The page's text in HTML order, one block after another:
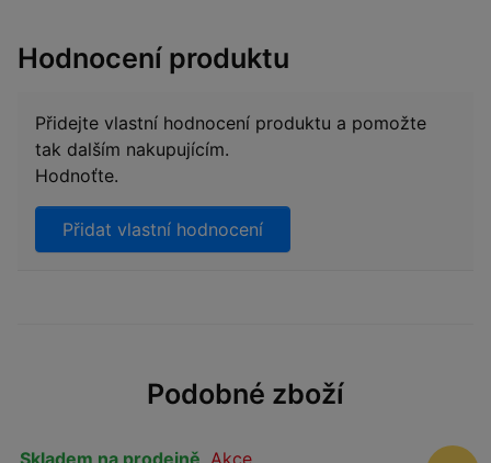
Hodnocení produktu
Přidejte vlastní hodnocení produktu a pomožte
tak dalším nakupujícím.
Hodnoťte.
Přidat vlastní hodnocení
Podobné zboží